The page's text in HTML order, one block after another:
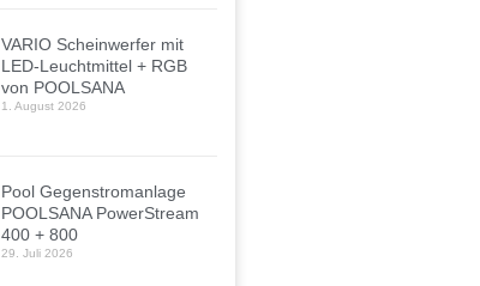
VARIO Scheinwerfer mit
LED-Leuchtmittel + RGB
von POOLSANA
1. August 2026
Pool Gegenstromanlage
POOLSANA PowerStream
400 + 800
29. Juli 2026